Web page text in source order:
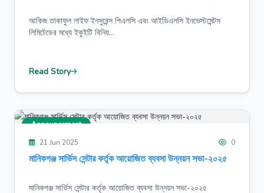
আকিজ তাকাফুল লাইফ ইনসুরেন্স পিএলসি এবং আইডিএলসি ইনভেস্টমেন্টস
লিমিটেডের মধ্যে ইকুইটি বিনিয়...
Read Story
Announcement
21 Jun 2025
0
মানিকগঞ্জ সার্ভিস সেন্টার কর্তৃক আয়োজিত ব্যবসা উন্নয়ন সভা-২০২৫
মানিকগঞ্জ সার্ভিস সেন্টার কর্তৃক আয়োজিত ব্যবসা উন্নয়ন সভা-২০২৫